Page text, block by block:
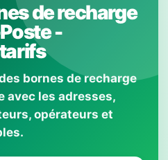
de recharge
-
bornes de recharge
avec les adresses,
opérateurs et